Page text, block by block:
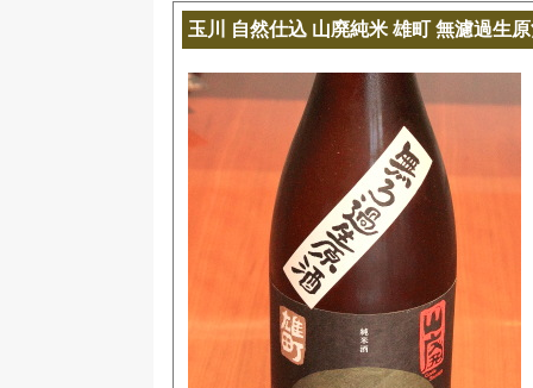
玉川 自然仕込 山廃純米 雄町 無濾過生